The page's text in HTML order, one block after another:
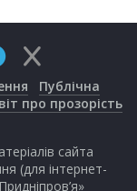
Публічна
про прозорість
сайта
(для інтернет-